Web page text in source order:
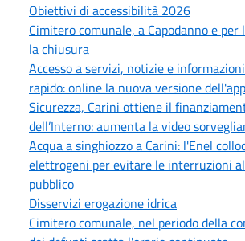
Obiettivi di accessibilità 2026
Cimitero comunale, a Capodanno e
la chiusura
Accesso a servizi, notizie e
rapido: online la nuova versione
Sicurezza, Carini ottiene il
dell’Interno: aumenta la video
Acqua a singhiozzo a Carini: l'Enel
elettrogeni per evitare le interruzioni
pubblico
Disservizi erogazione idrica
Cimitero comunale, nel periodo della